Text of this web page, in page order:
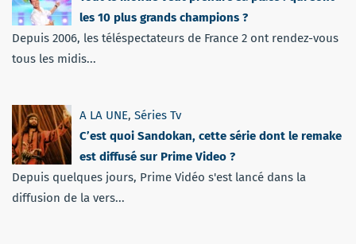
les 10 plus grands champions ?
Depuis 2006, les téléspectateurs de France 2 ont rendez-vous
tous les midis...
A LA UNE, Séries Tv
C’est quoi Sandokan, cette série dont le remake
est diffusé sur Prime Video ?
Depuis quelques jours, Prime Vidéo s'est lancé dans la
diffusion de la vers...